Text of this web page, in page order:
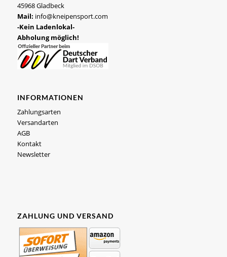
45968 Gladbeck
Mail: info@kneipensport.com
-Kein Ladenlokal-
Abholung möglich!
INFORMATIONEN
Zahlungsarten
Versandarten
AGB
Kontakt
Newsletter
ZAHLUNG UND VERSAND